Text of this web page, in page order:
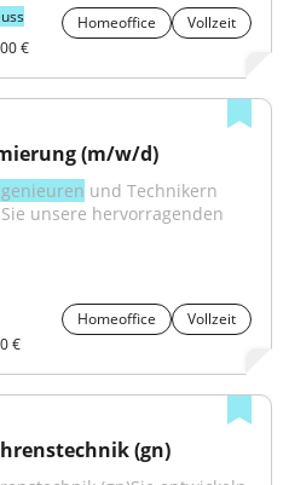
Homeoffice
Vollzeit
€
(m/w/d)
und Technikern
unsere hervorragenden
Homeoffice
Vollzeit
€
(gn)